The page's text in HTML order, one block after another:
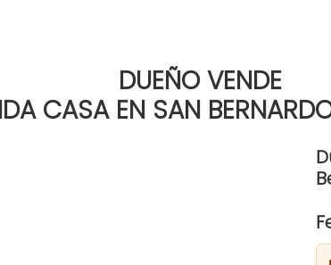
DUEÑO VENDE
CASA EN SAN